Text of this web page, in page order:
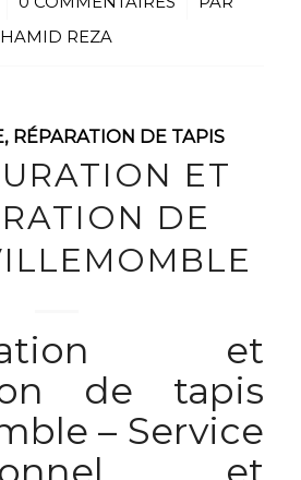
HAMID REZA
, RÉPARATION DE TAPIS
ET
DE
et
de tapis
– Service